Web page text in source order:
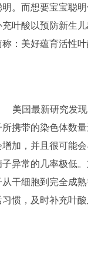
明。而想要宝宝聪
充叶酸以预防新生
称：美好蕴育活性
美国最新研究发
所携带的染色体数
增加，并且很可能
子异常的几率极低
从干细胞到完全成
习惯，及时补充叶